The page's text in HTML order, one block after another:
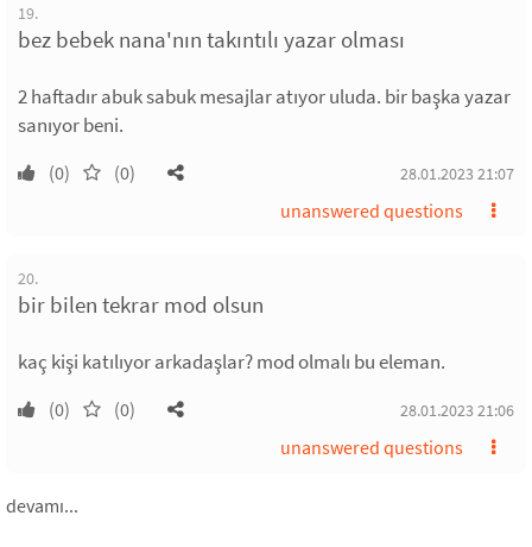
19.
bez bebek nana'nın takıntılı yazar olması
2 haftadır abuk sabuk mesajlar atıyor uluda. bir başka yazar
sanıyor beni.
(0) (0) 28.01.2023 21:07
unanswered questions
20.
bir bilen tekrar mod olsun
kaç kişi katılıyor arkadaşlar? mod olmalı bu eleman.
(0) (0) 28.01.2023 21:06
unanswered questions
devamı...